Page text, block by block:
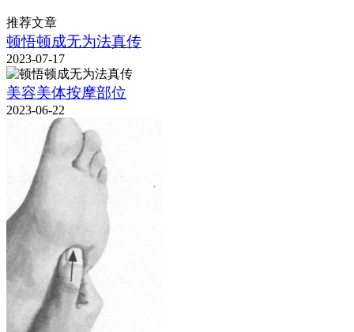
推荐文章
顿悟顿成无为法真传
2023-07-17
美容美体按摩部位
2023-06-22